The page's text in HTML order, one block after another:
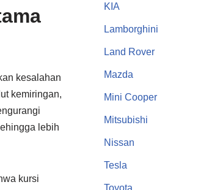
kesalahan
kemiringan,
lebih
kursi
KIA
Lamborghini
Land Rover
Mazda
Mini Cooper
Mitsubishi
Nissan
Tesla
Toyota